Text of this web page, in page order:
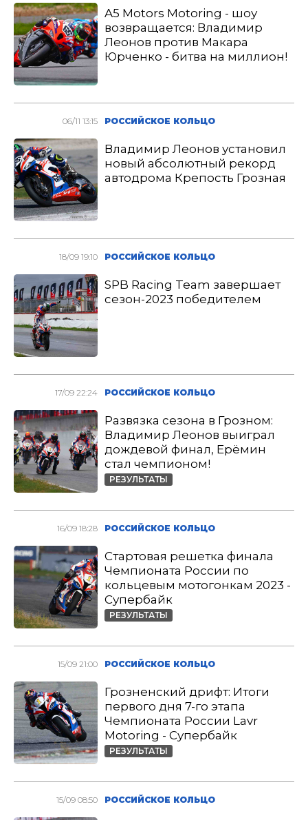
A5 Motors Motoring - шоу
возвращается: Владимир
Леонов против Макара
Юрченко - битва на миллион!
06/11 13:15 РОССИЙСКОЕ КОЛЬЦО
Владимир Леонов установил
новый абсолютный рекорд
автодрома Крепость Грозная
18/09 19:10 РОССИЙСКОЕ КОЛЬЦО
SPB Racing Team завершает
сезон-2023 победителем
17/09 22:24 РОССИЙСКОЕ КОЛЬЦО
Развязка сезона в Грозном:
Владимир Леонов выиграл
дождевой финал, Ерёмин
стал чемпионом!
РЕЗУЛЬТАТЫ
16/09 18:28 РОССИЙСКОЕ КОЛЬЦО
Стартовая решетка финала
Чемпионата России по
кольцевым мотогонкам 2023 -
Супербайк
РЕЗУЛЬТАТЫ
15/09 21:00 РОССИЙСКОЕ КОЛЬЦО
Грозненский дрифт: Итоги
первого дня 7-го этапа
Чемпионата России Lavr
Motoring - Супербайк
РЕЗУЛЬТАТЫ
15/09 08:50 РОССИЙСКОЕ КОЛЬЦО